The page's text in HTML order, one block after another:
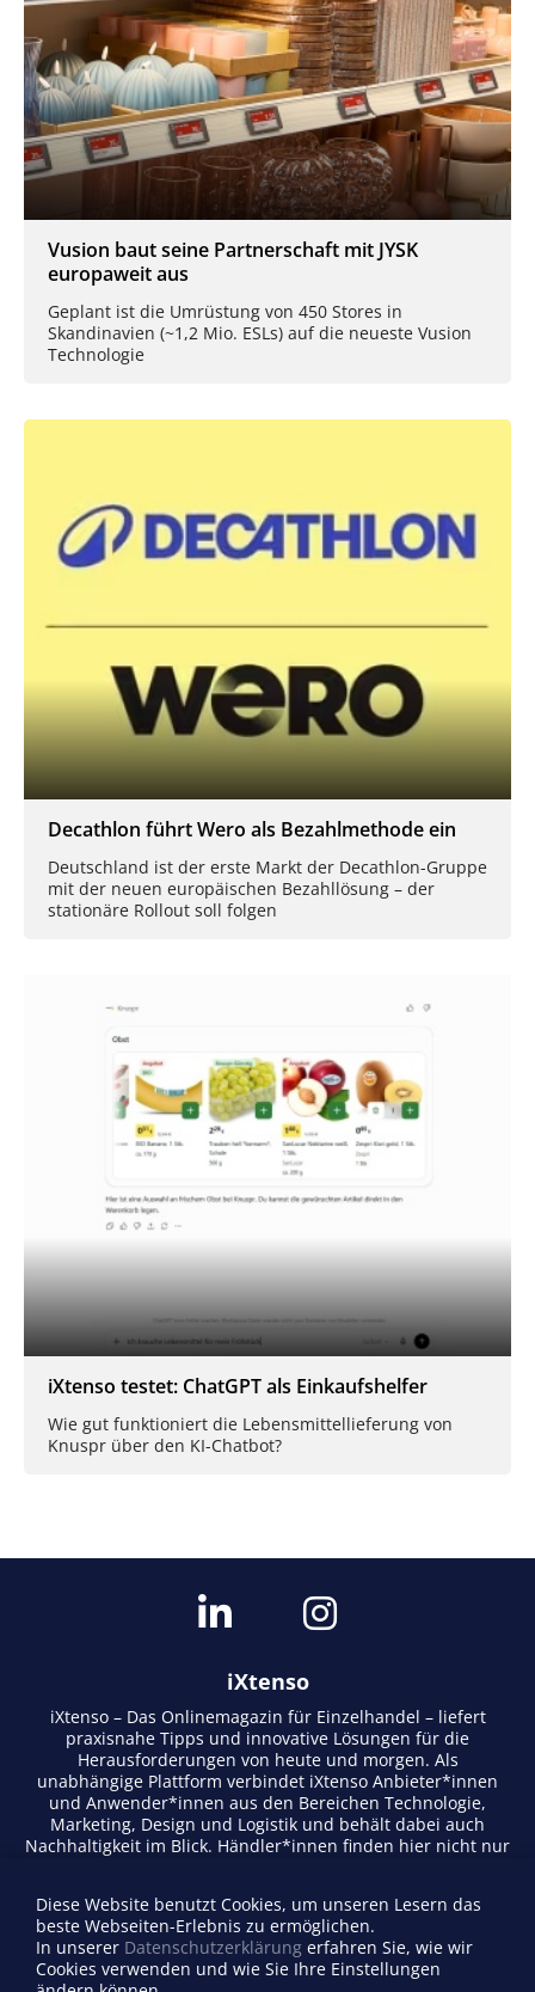
Vusion baut seine Partnerschaft mit JYSK
europaweit aus
Geplant ist die Umrüstung von 450 Stores in
Skandinavien (~1,2 Mio. ESLs) auf die neueste Vusion
Technologie
Decathlon führt Wero als Bezahlmethode ein
Deutschland ist der erste Markt der Decathlon-Gruppe
mit der neuen europäischen Bezahllösung – der
stationäre Rollout soll folgen
iXtenso testet: ChatGPT als Einkaufshelfer
Wie gut funktioniert die Lebensmittellieferung von
Knuspr über den KI-Chatbot?
iXtenso
iXtenso – Das Onlinemagazin für Einzelhandel – liefert
praxisnahe Tipps und innovative Lösungen für die
Herausforderungen von heute und morgen. Als
unabhängige Plattform verbindet iXtenso Anbieter*innen
und Anwender*innen aus den Bereichen Technologie,
Marketing, Design und Logistik und behält dabei auch
Nachhaltigkeit im Blick. Händler*innen finden hier nicht nur
lebendigen Schreibstil und relevantem Content fördert das
Magazin den Austausch innerhalb der Retail-Community.
Ob digitale Trends oder praktische Alltagstipps – iXtenso
macht Wissen für den Handel zugänglich.
Diese Website benutzt Cookies, um unseren Lesern das
beste Webseiten-Erlebnis zu ermöglichen.
In unserer Datenschutzerklärung erfahren Sie, wie wir
Cookies verwenden und wie Sie Ihre Einstellungen